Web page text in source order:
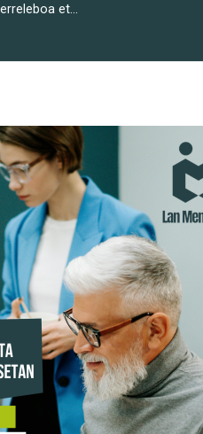
LAN MENTORING. Belaunaldi-erreleboa eta adinaren kudeaketa enpresetan